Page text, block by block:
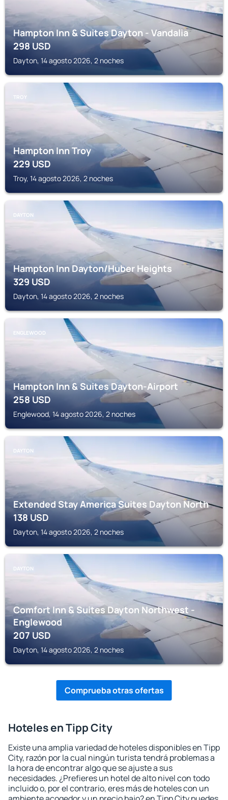
Hampton Inn & Suites Dayton - Vandalia
298USD
Dayton, 14 agosto 2026, 2 noches
TROY
Hampton Inn Troy
229USD
Troy, 14 agosto 2026, 2 noches
DAYTON
Hampton Inn Dayton/Huber Heights
329USD
Dayton, 14 agosto 2026, 2 noches
ENGLEWOOD
Hampton Inn & Suites Dayton-Airport
258USD
Englewood, 14 agosto 2026, 2 noches
DAYTON
Extended Stay America Suites Dayton North
138USD
Dayton, 14 agosto 2026, 2 noches
DAYTON
Comfort Inn & Suites Dayton Northwest -
Englewood
207USD
Dayton, 14 agosto 2026, 2 noches
Comprueba otras ofertas
Hoteles en Tipp City
Existe una amplia variedad de hoteles disponibles en Tipp
City, razón por la cual ningún turista tendrá problemas a
la hora de encontrar algo que se ajuste a sus
necesidades. ¿Prefieres un hotel de alto nivel con todo
incluido o, por el contrario, eres más de hoteles con un